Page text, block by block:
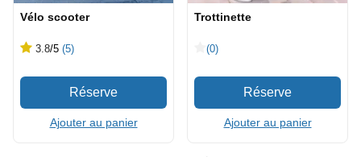
Vélo scooter
3.8/5 (5)
Ajouter au panier
Trottinette
(0)
Ajouter au panier